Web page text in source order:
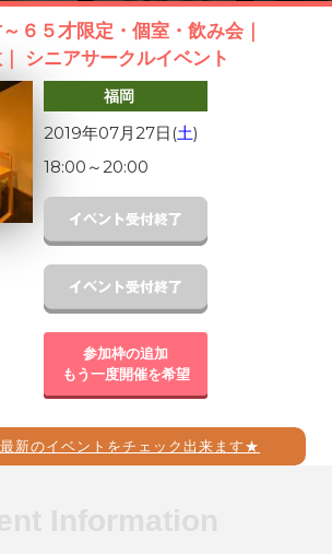
６５才限定・個室・飲み会｜
シニアサークルイベント
福岡
2019年07月27日(土)
18:00 ～20:00
参加枠の追加
もう一度開催を希望
新のイベントをチェック出来ます★